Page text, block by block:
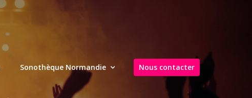
Sonothèque Normandie Nous contacter